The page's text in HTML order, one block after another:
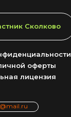
лицензия
оферты
Сколково
GO!